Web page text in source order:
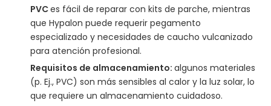
PVCes fácil de reparar con kits de parche, mientras
que Hypalon puede requerir pegamento
especializado y necesidades de caucho vulcanizado
para atención profesional.
Requisitos de almacenamiento: algunos materiales
(p. Ej., PVC) son más sensibles al calor y la luz solar, lo
que requiere un almacenamiento cuidadoso.